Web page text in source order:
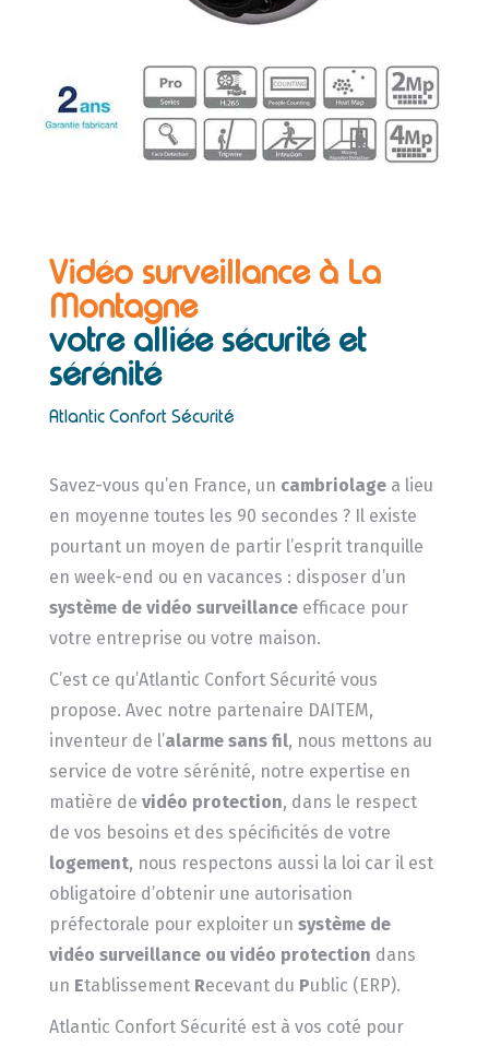
Vidéo surveillance à La
Montagne
votre alliée sécurité et
sérénité
Atlantic Confort Sécurité
Savez-vous qu’en France, un cambriolagea lieu
en moyenne toutes les 90 secondes ? Il existe
pourtant un moyen de partir l’esprit tranquille
en week-end ou en vacances : disposer d’un
système de vidéo surveillanceefficace pour
votre entreprise ou votre maison.
C’est ce qu’Atlantic Confort Sécurité vous
propose. Avec notre partenaire DAITEM,
inventeur de l’alarme sans fil, nous mettons au
service de votre sérénité, notre expertise en
matière de vidéo protection, dans le respect
de vos besoins et des spécificités de votre
logement, nous respectons aussi la loi car il est
obligatoire d’obtenir une autorisation
préfectorale pour exploiter un système de
vidéo surveillance ou vidéo protection dans
un Etablissement Recevant du Public (ERP).
Atlantic Confort Sécurité est à vos coté pour